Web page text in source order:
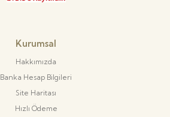
Kurumsal
Hakkımızda
Banka Hesap Bilgileri
Site Haritası
Hızlı Ödeme